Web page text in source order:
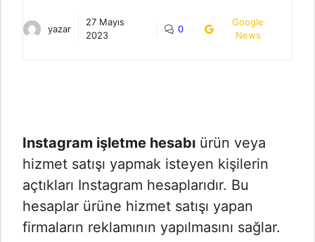
yazar
27 Mayıs
2023
0
Google
News
Instagram işletme hesabı ürün veya
hizmet satışı yapmak isteyen kişilerin
açtıkları Instagram hesaplarıdır. Bu
hesaplar ürüne hizmet satışı yapan
firmaların reklamının yapılmasını sağlar.